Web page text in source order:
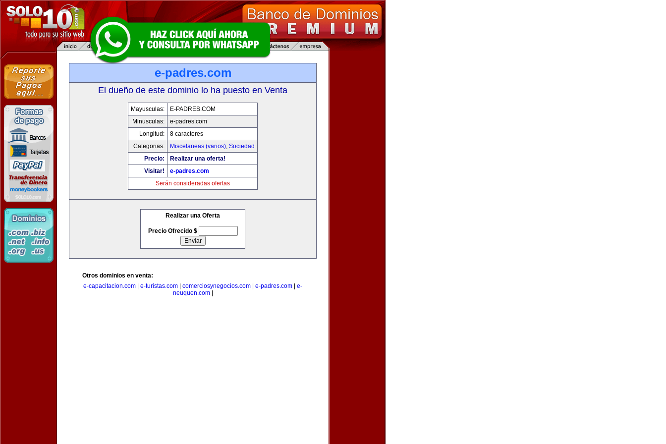
e-padres.com
El dueño de este dominio lo ha puesto en Venta
Mayusculas:
E-PADRES.COM
Minusculas:
e-padres.com
Longitud:
8 caracteres
Categorias:
Miscelaneas (varios), Sociedad
Precio:
Realizar una oferta!
Visitar!
e-padres.com
Serán consideradas ofertas
Realizar una Oferta
Precio Ofrecido $
Otros dominios en venta:
e-capacitacion.com
e-turistas.com comerciosynegocios.com e-padres.com
e-
neuquen.com|